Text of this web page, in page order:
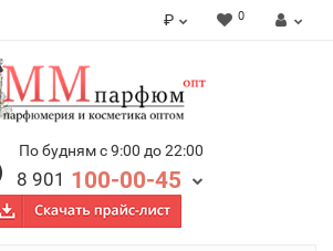
₽ 0
По будням с 9:00 до 22:00
8 901 100-00-45